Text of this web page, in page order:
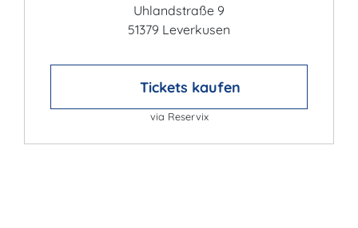
Uhlandstraße 9
51379 Leverkusen
Tickets kaufen
via Reservix